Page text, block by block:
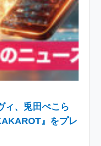
ィ、兎田ぺこら
』をプレ